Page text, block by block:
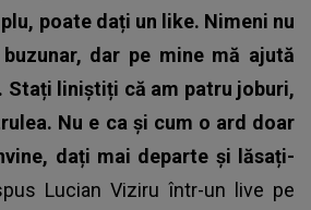
poate dați un like. Nimeni nu
dar pe mine mă ajută
Stați liniștiți că am patru joburi,
Nu e ca și cum o ard doar
dați mai departe și lăsați-
Lucian Viziru într-un live pe